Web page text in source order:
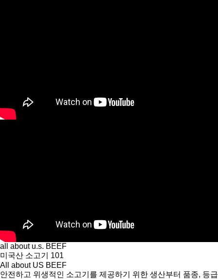
all about u.s. BEEF
미국산 소고기 101
All about US BEEF
안전하고 위생적인 소고기를 제공하기 위한 생산부터 품종, 등급